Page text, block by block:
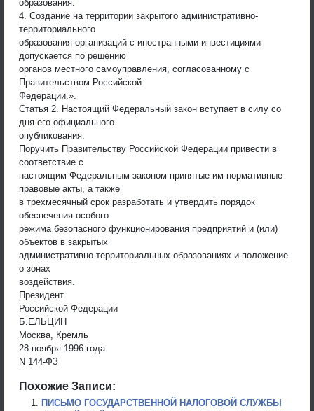
образования.
4. Создание на территории закрытого административно-
территориального
образования организаций с иностранными инвестициями
допускается по решению
органов местного самоуправления, согласованному с
Правительством Российской
Федерации.».
Статья 2. Настоящий Федеральный закон вступает в силу со
дня его официального
опубликования.
Поручить Правительству Российской Федерации привести в
соответствие с
настоящим Федеральным законом принятые им нормативные
правовые акты, а также
в трехмесячный срок разработать и утвердить порядок
обеспечения особого
режима безопасного функционирования предприятий и (или)
объектов в закрытых
административно-территориальных образованиях и положение
о зонах
воздействия.
Президент
Российской Федерации
Б.ЕЛЬЦИН
Москва, Кремль
28 ноября 1996 года
N 144-ФЗ
Похожие Записи:
ПИСЬМО ГОСУДАРСТВЕННОЙ НАЛОГОВОЙ СЛУЖБЫ